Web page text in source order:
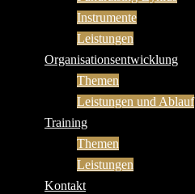
Instrumente
Leistungen
Organisationsentwicklung
Themen
Leistungen und Ablauf
Training
Themen
Leistungen
Kontakt